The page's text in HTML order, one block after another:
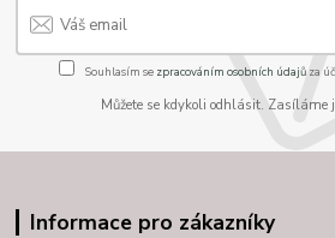
Souhlasím se zpracováním osobních údajůza
Můžete se kdykoli odhlásit. Zasíláme
Informace pro zákazníky